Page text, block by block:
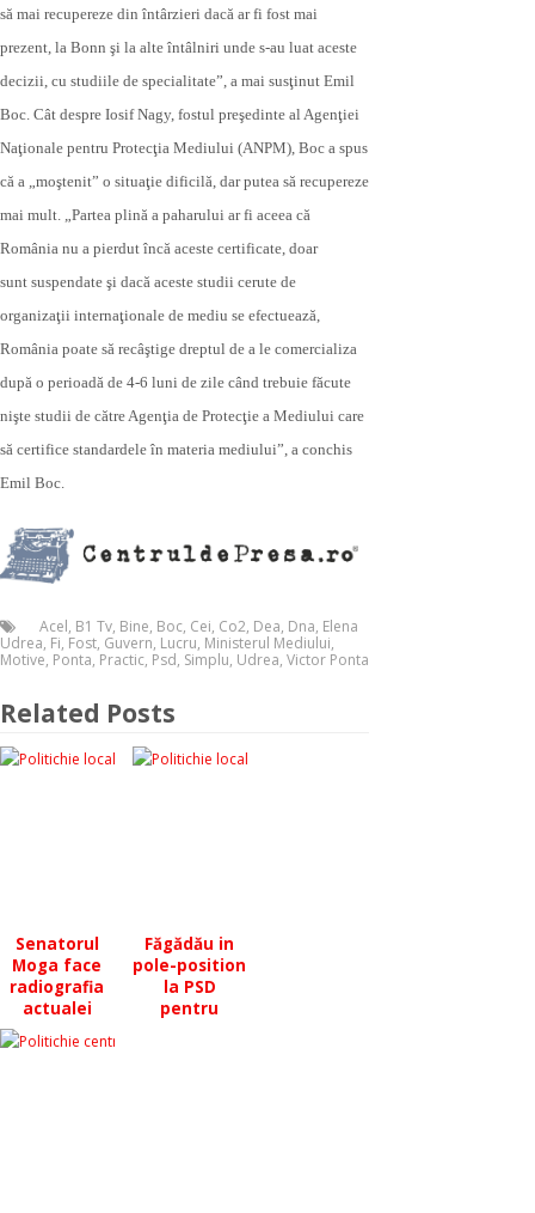
să mai recupereze din întârzieri dacă ar fi fost mai
prezent, la Bonn şi la alte întâlniri unde s-au luat aceste
decizii, cu studiile de specialitate”, a mai susţinut Emil
Boc. Cât despre Iosif Nagy, fostul preşedinte al Agenţiei
Naţionale pentru Protecţia Mediului (ANPM), Boc a spus
că a „moştenit” o situaţie dificilă, dar putea să recupereze
mai mult. „Partea plină a paharului ar fi aceea că
România nu a pierdut încă aceste certificate, doar
sunt suspendate şi dacă aceste studii cerute de
organizaţii internaţionale de mediu se efectuează,
România poate să recâştige dreptul de a le comercializa
după o perioadă de 4-6 luni de zile când trebuie făcute
nişte studii de către Agenţia de Protecţie a Mediului care
să certifice standardele în materia mediului”, a conchis
Emil Boc.
Acel, B1 Tv, Bine, Boc, Cei, Co2, Dea, Dna, Elena
Udrea, Fi, Fost, Guvern, Lucru, Ministerul Mediului,
Motive, Ponta, Practic, Psd, Simplu, Udrea, Victor Ponta
Related Posts
Senatorul
Moga face
radiografia
actualei
guvernări, cu
bune şi rele
Făgădău in
pole-position
la PSD
pentru